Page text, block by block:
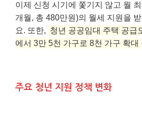
이제 신청 시기에 쫓기지 않고 월
개월, 총 480만원)의 월세 지원을
요. 또한, 청년 공공임대 주택 공급
에서 3만 5천 가구로 8천 가구 확대
주요 청년 지원 정책 변화